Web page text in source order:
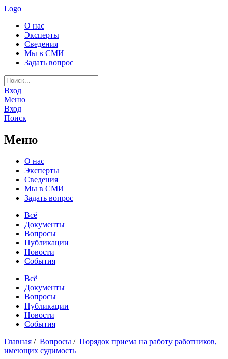
Logo
О нас
Эксперты
Сведения
Мы в СМИ
Задать вопрос
Вход
Меню
Вход
Поиск
Меню
О нас
Эксперты
Сведения
Мы в СМИ
Задать вопрос
Всё
Документы
Вопросы
Публикации
Новости
События
Всё
Документы
Вопросы
Публикации
Новости
События
Главная / Вопросы / Порядок приема на работу работников,
имеющих судимость